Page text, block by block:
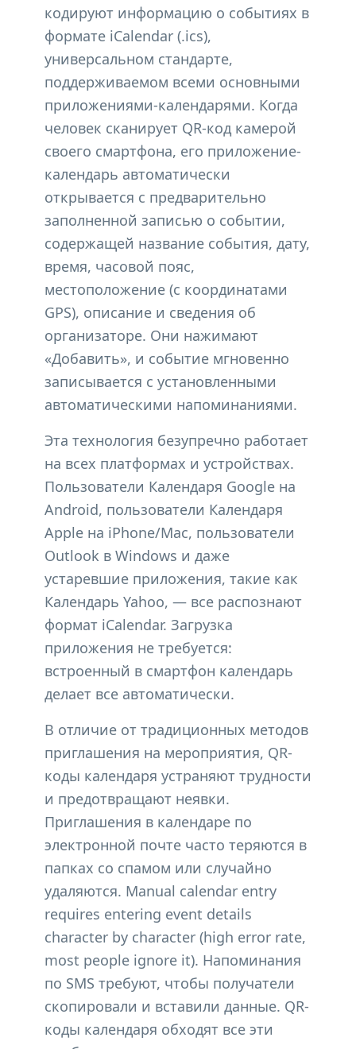
кодируют информацию о событиях в
формате iCalendar (.ics),
универсальном стандарте,
поддерживаемом всеми основными
приложениями-календарями. Когда
человек сканирует QR-код камерой
своего смартфона, его приложение-
календарь автоматически
открывается с предварительно
заполненной записью о событии,
содержащей название события, дату,
время, часовой пояс,
местоположение (с координатами
GPS), описание и сведения об
организаторе. Они нажимают
«Добавить», и событие мгновенно
записывается с установленными
автоматическими напоминаниями.
Эта технология безупречно работает
на всех платформах и устройствах.
Пользователи Календаря Google на
Android, пользователи Календаря
Apple на iPhone/Mac, пользователи
Outlook в Windows и даже
устаревшие приложения, такие как
Календарь Yahoo, — все распознают
формат iCalendar. Загрузка
приложения не требуется:
встроенный в смартфон календарь
делает все автоматически.
В отличие от традиционных методов
приглашения на мероприятия, QR-
коды календаря устраняют трудности
и предотвращают неявки.
Приглашения в календаре по
электронной почте часто теряются в
папках со спамом или случайно
удаляются. Manual calendar entry
requires entering event details
character by character (high error rate,
most people ignore it). Напоминания
по SMS требуют, чтобы получатели
скопировали и вставили данные. QR-
коды календаря обходят все эти